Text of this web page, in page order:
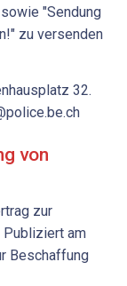
"Sendung
zu versenden
32.
von
zur
Publiziert am
Beschaffung